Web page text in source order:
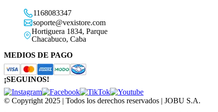
1168083347
soporte@vexistore.com
Hortiguera 1834, Parque
Chacabuco, Caba
MEDIOS DE PAGO
¡SEGUINOS!
© Copyright 2025 | Todos los derechos reservados | JOBU S.A.